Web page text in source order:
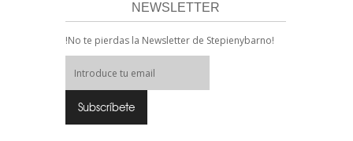
NEWSLETTER
!No te pierdas la Newsletter de Stepienybarno!